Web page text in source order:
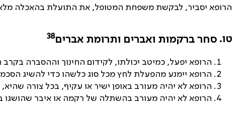
הרופא יסביר, לבקשת משפחת המטופל, את התועלת בהאכלה
טו.סחר ברקמות ואברים ותרומת אברים38
הרופא יפעל, כמיטב יכולתו, לקידום החינוך וההסברה
הרופא יימנע מהפעלת לחץ מכל סוג כלשהו כדי להשיג
הרופא לא יהיה מעורב באופן ישיר או עקיף, בכל צורה
הרופא לא יהיה מעורב בהשתלה של רקמה או איבר שהושגו